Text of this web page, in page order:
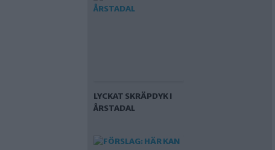
LYCKAT SKRÄPDYK I
ÅRSTADAL